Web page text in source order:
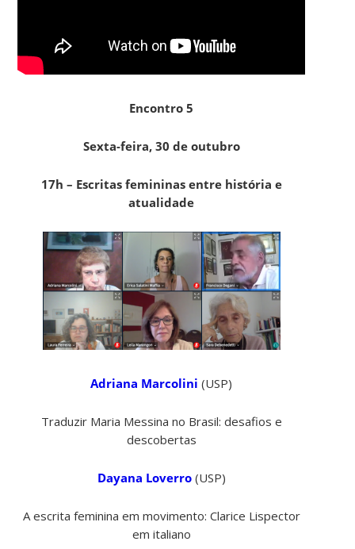
Encontro 5
Sexta-feira, 30 de outubro
17h – Escritas femininas entre história e
atualidade
Adriana Marcolini (USP)
Traduzir Maria Messina no Brasil: desafios e
descobertas
Dayana Loverro(USP)
A escrita feminina em movimento: Clarice Lispector
em italiano